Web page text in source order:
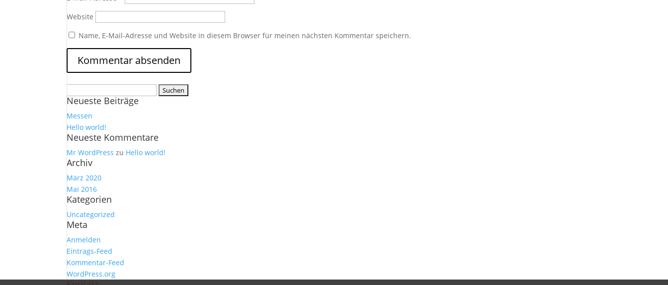
Website
Name, E-Mail-Adresse und Website in diesem Browser für meinen nächsten Kommentar speichern.
nach:
Neueste Beiträge
Messen
Hello world!
Neueste Kommentare
Mr WordPress zu Hello world!
Archiv
März 2020
Mai 2016
Kategorien
Uncategorized
Meta
Anmelden
Eintrags-Feed
Kommentar-Feed
WordPress.org